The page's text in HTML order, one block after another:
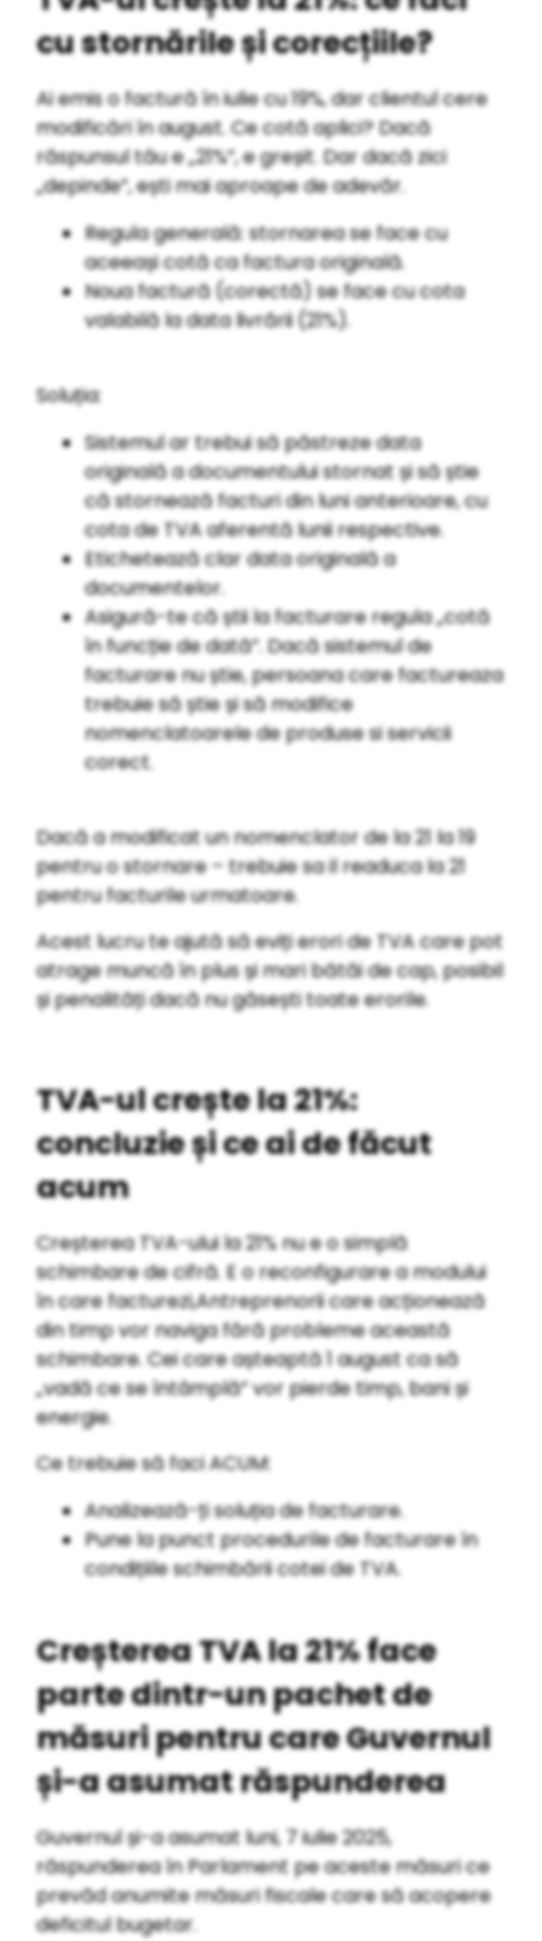
cu stornările și corecțiile?
Ai emis o factură în iulie cu 19%, dar clientul cere
modificări în august. Ce cotă aplici? Dacă
răspunsul tău e „21%”, e greșit. Dar dacă zici
„depinde”, ești mai aproape de adevăr.
Regula generală: stornarea se face cu
aceeași cotă ca factura originală.
Noua factură (corectă) se face cu cota
valabilă la data livrării (21%).
Soluția:
Sistemul ar trebui să păstreze data
originală a documentului stornat și să știe
că stornează facturi din luni anterioare, cu
cota de TVA aferentă lunii respective.
Etichetează clar data originală a
documentelor.
Asigură-te că știi la facturare regula „cotă
în funcție de dată”. Dacă sistemul de
facturare nu știe, persoana care factureaza
trebuie să știe și să modifice
nomenclatoarele de produse si servicii
corect.
Dacă a modificat un nomenclator de la 21 la 19
pentru o stornare – trebuie sa il readuca la 21
pentru facturile urmatoare.
Acest lucru te ajută să eviți erori de TVA care pot
atrage muncă în plus și mari bătăi de cap, posibil
și penalități dacă nu găsești toate erorile.
TVA-ul crește la 21%:
concluzie și ce ai de făcut
acum
Creșterea TVA-ului la 21% nu e o simplă
schimbare de cifră. E o reconfigurare a modului
în care facturezi,Antreprenorii care acționează
din timp vor naviga fără probleme această
schimbare. Cei care așteaptă 1 august ca să
„vadă ce se întâmplă” vor pierde timp, bani și
energie.
Ce trebuie să faci ACUM:
Analizează-ți soluția de facturare.
Pune la punct procedurile de facturare în
condițiile schimbării cotei de TVA.
Creșterea TVA la 21% face
parte dintr-un pachet de
măsuri pentru care Guvernul
și-a asumat răspunderea
Guvernul și-a asumat luni, 7 iulie 2025,
răspunderea în Parlament pe aceste măsurice
prevăd anumite măsuri fiscale care să acopere
deficitul bugetar.